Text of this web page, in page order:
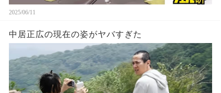
2025/06/11
中居正広の現在の姿がヤバすぎた